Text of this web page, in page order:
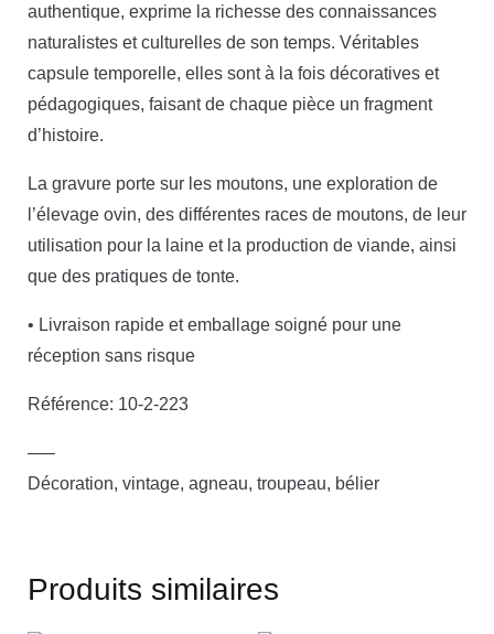
authentique, exprime la richesse des connaissances
naturalistes et culturelles de son temps. Véritables
capsule temporelle, elles sont à la fois décoratives et
pédagogiques, faisant de chaque pièce un fragment
d’histoire.
La gravure porte sur les moutons, une exploration de
l’élevage ovin, des différentes races de moutons, de leur
utilisation pour la laine et la production de viande, ainsi
que des pratiques de tonte.
• Livraison rapide et emballage soigné pour une
réception sans risque
Référence: 10-2-223
—–
Décoration, vintage, agneau, troupeau, bélier
Produits similaires